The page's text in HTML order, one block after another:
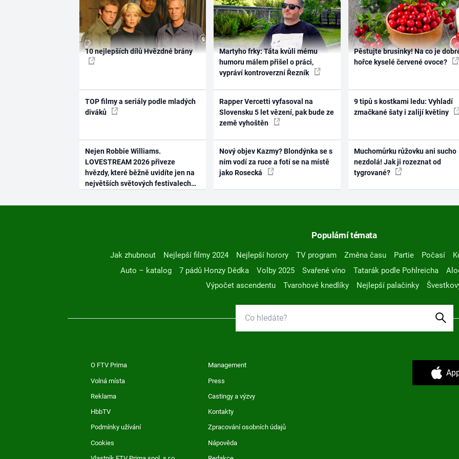
10 nejlepších dílů Hvězdné brány
TOP filmy a seriály podle mladých
diváků
Nejen Robbie Williams.
LOVESTREAM 2026 přiveze
hvězdy, které běžně uvidíte jen na
největších světových festivalech
Martyho frky: Táta kvůli mému
humoru málem přišel o práci,
vypráví kontroverzní Řezník
Rapper Vercetti vyfasoval na
Slovensku 5 let vězení, pak bude ze
země vyhoštěn
Nový objev Kazmy? Blondýnka se s
ním vodí za ruce a fotí se na místě
jako Rosecká
Pěstujte brusinky! Na co je
hořce kyselé červené ovoce?
9 tipů s kostkami ledu: Vyhladí
zmačkané šaty i zalijí květiny
Muchomůrku růžovku ani sucho
nezdolá! Jak ji rozeznat od
tygrované?
Populární témata
Jak zhubnout Nejlepší filmy 2024 Nejlepší horory TV program Změna času Partie Počasí
Auto – katalog
7 pádů Honzy Dědka Volby 2025 Svařené víno Tatarák podle Pohlreicha
Výpočet ascendentu
Tvarohové knedlíky Nejlepší palačinky
O FTV Prima Management
Volná místa Press
Reklama Castingy a výzvy
HbbTV Kontakty
Podmínky užívání Zpracování osobních údajů
Cookies Nápověda